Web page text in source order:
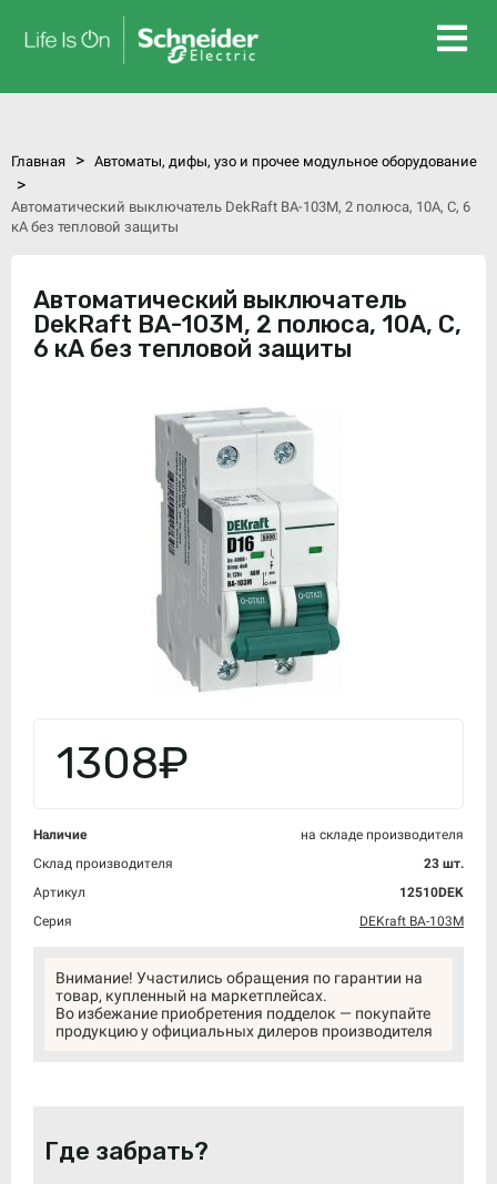
Главная > Автоматы, дифы, узо и прочее модульное оборудование
>
Автоматический выключатель DekRaft ВА-103М, 2 полюса, 10А, С, 6
кА без тепловой защиты
Автоматический выключатель
DekRaft ВА-103М, 2 полюса, 10А, С,
6 кА без тепловой защиты
1308₽
Наличие
на складе производителя
Склад производителя
23 шт.
Артикул
12510DEK
Серия
DEKraft ВА-103M
Внимание! Участились обращения по гарантии на
товар, купленный на маркетплейсах.
Во избежание приобретения подделок — покупайте
продукцию у официальных дилеров производителя
Где забрать?